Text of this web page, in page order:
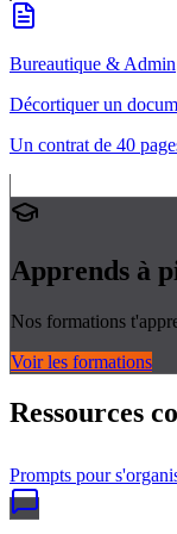
Bureautique & Admin
Décortiquer un
Un contrat de 40
Apprends à
Nos formations
Voir les formations
Ressources
Prompts pour